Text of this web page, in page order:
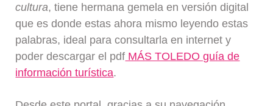
cultura, tiene hermana gemela en versión digital
que es donde estas ahora mismo leyendo estas
palabras, ideal para consultarla en internet y
poder descargar el pdf MÁS TOLEDO guía de
información turística.